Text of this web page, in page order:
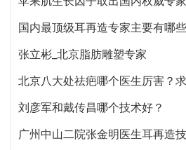
国内最顶级耳再造专家主要有哪
张立彬_北京脂肪雕塑专家
北京八大处祛疤哪个医生厉害？
刘彦军和戴传昌哪个技术好？
广州中山二院张金明医生耳再造